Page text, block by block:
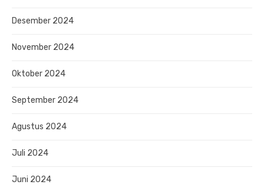
Desember 2024
November 2024
Oktober 2024
September 2024
Agustus 2024
Juli 2024
Juni 2024